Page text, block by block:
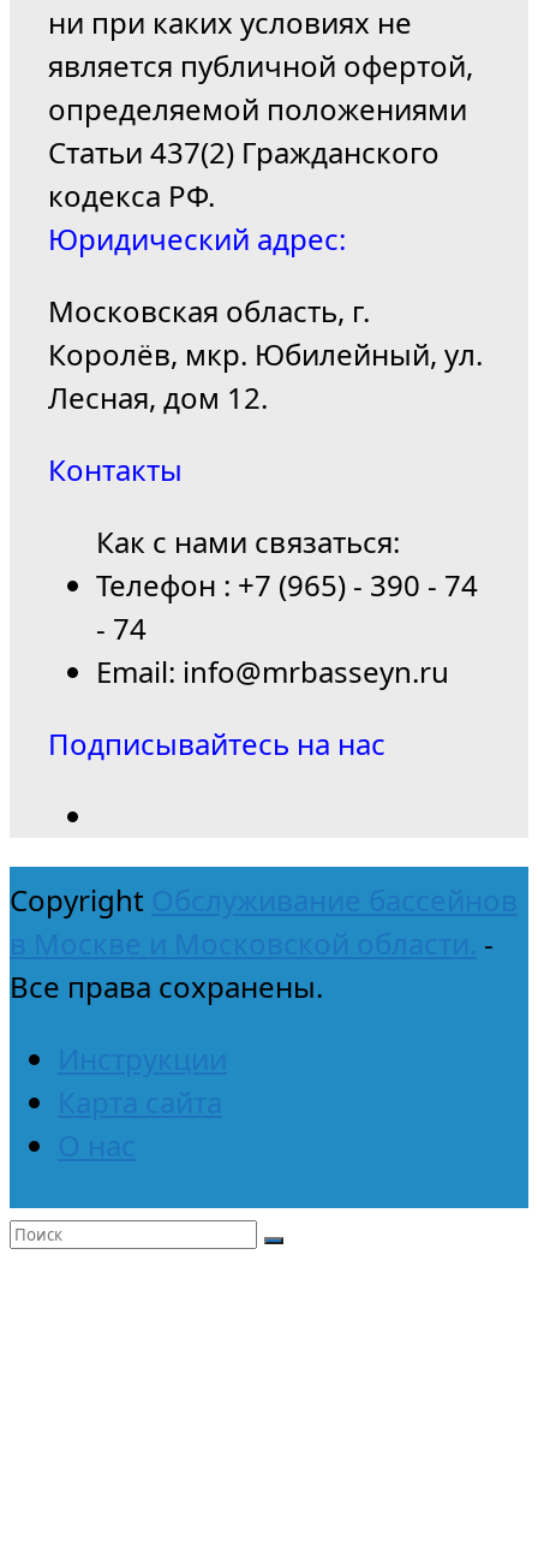
ни при каких условиях не
является публичной офертой,
определяемой положениями
Статьи 437(2) Гражданского
кодекса РФ.
Юридический адрес:
Московская область, г.
Королёв, мкр. Юбилейный, ул.
Лесная, дом 12.
Контакты
Как с нами связаться:
Телефон : +7 (965) - 390 - 74
- 74
Email: info@mrbasseyn.ru
Подписывайтесь на нас
Copyright Обслуживание бассейнов
в Москве и Московской области. -
Все права сохранены.
Инструкции
Карта сайта
О нас